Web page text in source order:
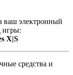
ваш электронный
игры:
X|S
средства и